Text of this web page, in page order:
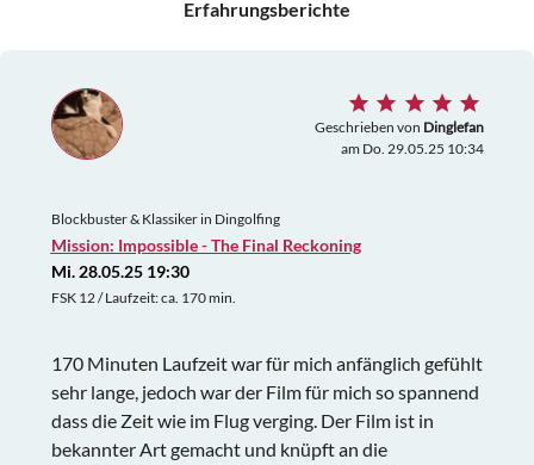
Erfahrungsberichte
Geschrieben von Dinglefan
am Do. 29.05.25 10:34
Blockbuster & Klassiker in Dingolfing
Mission: Impossible - The Final Reckoning
Mi. 28.05.25 19:30
FSK 12 / Laufzeit: ca. 170 min.
170 Minuten Laufzeit war für mich anfänglich gefühlt
sehr lange, jedoch war der Film für mich so spannend
dass die Zeit wie im Flug verging. Der Film ist in
bekannter Art gemacht und knüpft an die